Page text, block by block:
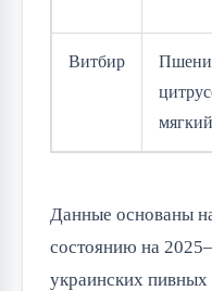
Витбир
мягкий
Данные основаны
состоянию на
украинских пивных